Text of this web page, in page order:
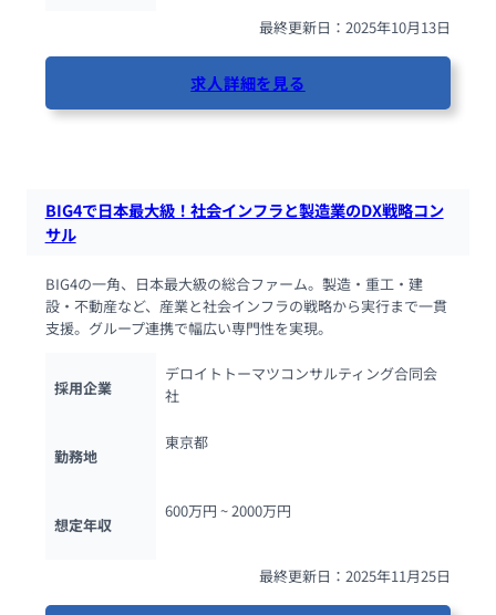
最終更新日：2025年10月13日
求人詳細を見る
BIG4で日本最大級！社会インフラと製造業のDX戦略コン
サル
BIG4の一角、日本最大級の総合ファーム。製造・重工・建
設・不動産など、産業と社会インフラの戦略から実行まで一貫
支援。グループ連携で幅広い専門性を実現。
採用企業
デロイトトーマツコンサルティング合同会
社
勤務地
東京都
想定年収
600万円 ~ 2000万円
最終更新日：2025年11月25日